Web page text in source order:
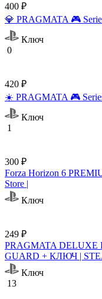
400 ₽
💎 PRAGMATA 🎮
Ключ
0
420 ₽
☀️ PRAGMATA 🎮
Ключ
1
300 ₽
Forza Horizon 6
Store |
Ключ
249 ₽
PRAGMATA
GUARD + КЛЮЧ |
Ключ
13